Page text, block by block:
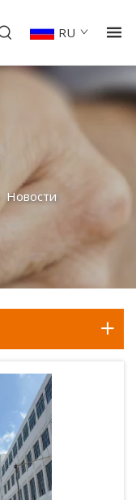
RU
Новости